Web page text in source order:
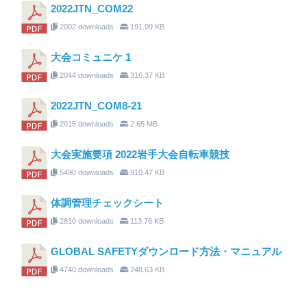
2022JTN_COM22
2002 downloads 191.09 KB
大会コミュニケ 1
2044 downloads 316.37 KB
2022JTN_COM8-21
2015 downloads 2.65 MB
大会実施要項 2022岩手大会自転車競技
5490 downloads 910.47 KB
体調管理チェックシート
2810 downloads 113.76 KB
GLOBAL SAFETYダウンロード方法・マニュアル
4740 downloads 248.63 KB